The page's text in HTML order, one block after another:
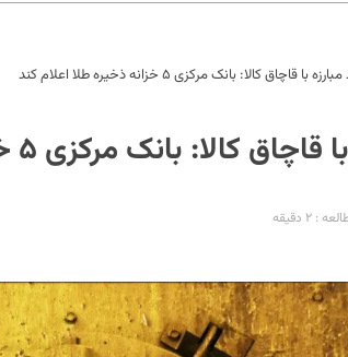
با قاچاق کالا: بانک مرکزی ۵ خزانه ذخیره طلا اعلام کند
بانک مرکزی ۵ خزانه ذخیره طلا اعلام کند
: ۲ دقیقه